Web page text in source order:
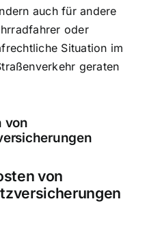
auch für andere
oder
Situation im
geraten
von
von